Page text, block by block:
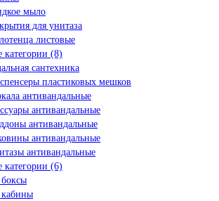
мыло
для унитаза
листовые
категории (8)
сантехника
пластиковых мешков
антивандальные
антивандальные
антивандальные
антивандальные
антивандальные
категории (6)